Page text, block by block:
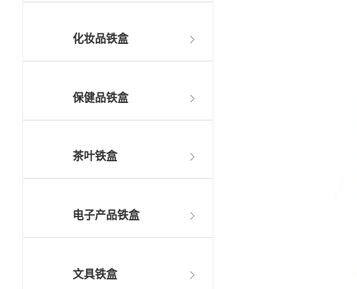
化妆品铁盒
保健品铁盒
茶叶铁盒
电子产品铁盒
文具铁盒